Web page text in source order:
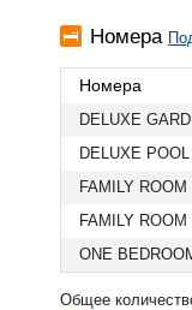
Номера
Номера
DELUXE
DELUXE
FAMILY
FAMILY
ONE
Общее